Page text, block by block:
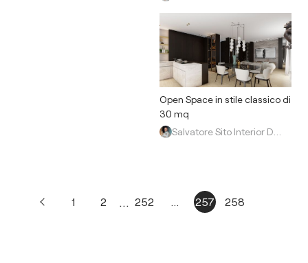
Open Space in stile classico di
30 mq
Salvatore Sito Interior Designer
1 2 ... 252 ... 257 258